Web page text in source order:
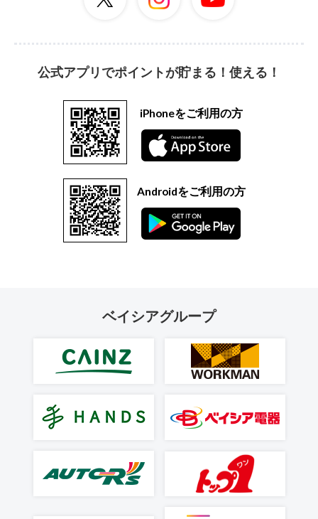
公式アプリでポイントが貯まる！使える！
iPhoneをご利用の方
Androidをご利用の方
ベイシアグループ